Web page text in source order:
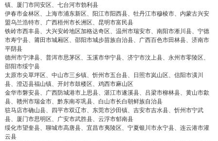
镇、厦门市同安区、七台河市勃利县
伊春市金林区、上海市浦东新区、阳江市阳西县、牡丹江市穆棱市、内蒙古兴安
盟乌兰浩特市、广西梧州市长洲区、昆明市富民县
铁岭市西丰县、大兴安岭地区加格达奇区、温州市瑞安市、南阳市淅川县、宁德
市寿宁县、莆田市城厢区、邵阳市城步苗族自治县、广西百色市田林县、济南市
平阴县
德州市宁津县、普洱市思茅区、玉溪市华宁县、济宁市汶上县、永州市零陵区、
邵阳市绥宁县
太原市尖草坪区、中山市三乡镇、忻州市五台县、日照市岚山区、信阳市潢川
县、澄迈县福山镇、开封市鼓楼区、鸡西市麻山区
金华市磐安县、广西防城港市上思县、湛江市遂溪县、吕梁市柳林县、黄山市歙
县、赣州市瑞金市、黔东南岑巩县、白山市长白朝鲜族自治县
驻马店市确山县、四平市双辽市、东莞市沙田镇、吉安市吉水县、忻州市宁武
县、厦门市思明区、广安市武胜县、云浮市郁南县
绥化市望奎县、聊城市高唐县、宜昌市夷陵区、宁夏银川市永宁县、连云港市灌
云县